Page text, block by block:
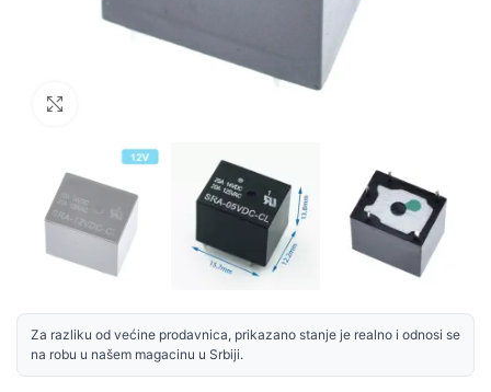
Za razliku od većine prodavnica, prikazano stanje je realno i odnosi se
na robu u našem magacinu u Srbiji.